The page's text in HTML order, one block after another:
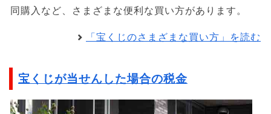
同購入など、さまざまな便利な買い方があります。
「宝くじのさまざまな買い方」を読む
宝くじが当せんした場合の税金